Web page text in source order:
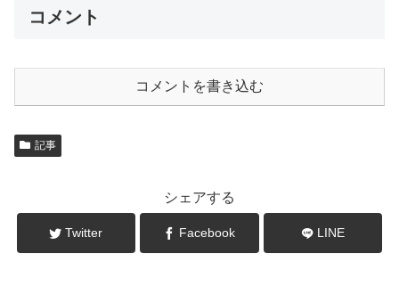
コメント
コメントを書き込む
記事
シェアする
Twitter Facebook LINE